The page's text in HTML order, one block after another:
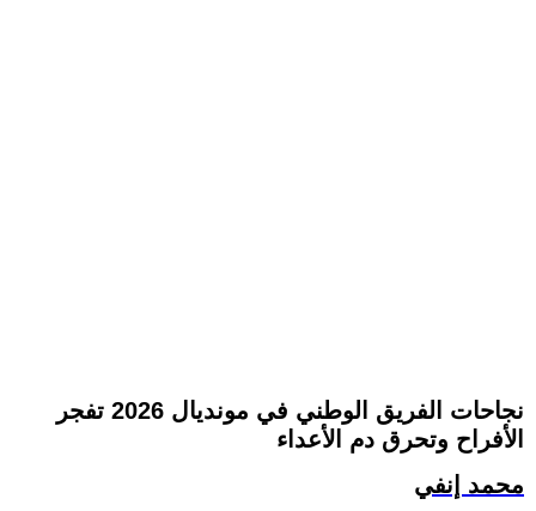
نجاحات الفريق الوطني في مونديال 2026 تفجر
الأفراح وتحرق دم الأعداء
محمد إنفي